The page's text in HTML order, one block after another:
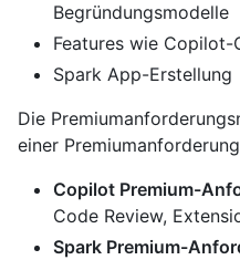
Begründungsmodelle
Features wie Copilot-
Spark App-Erstellung
Die
einer
Copilot Premium-
Code Review,
Spark Premium-